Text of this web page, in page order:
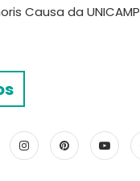
Causa da UNICAMP